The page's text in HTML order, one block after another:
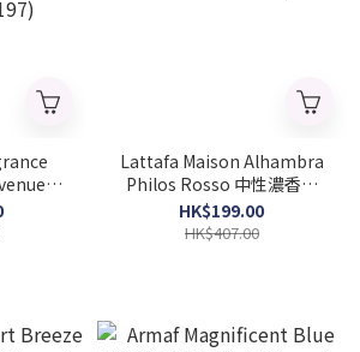
濃香水
Lattafa Maison Alhambra
Philos Rosso 中性濃香水
100ml (Barcode:
6291107459356)
HK$199.00
HK$407.00